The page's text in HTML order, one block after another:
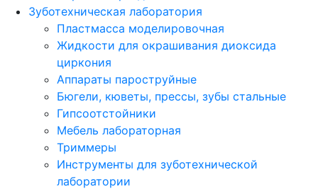
Зуботехническая лаборатория
Пластмасса моделировочная
Жидкости для окрашивания диоксида
циркония
Аппараты пароструйные
Бюгели, кюветы, прессы, зубы стальные
Гипсоотстойники
Мебель лабораторная
Триммеры
Инструменты для зуботехнической
лаборатории